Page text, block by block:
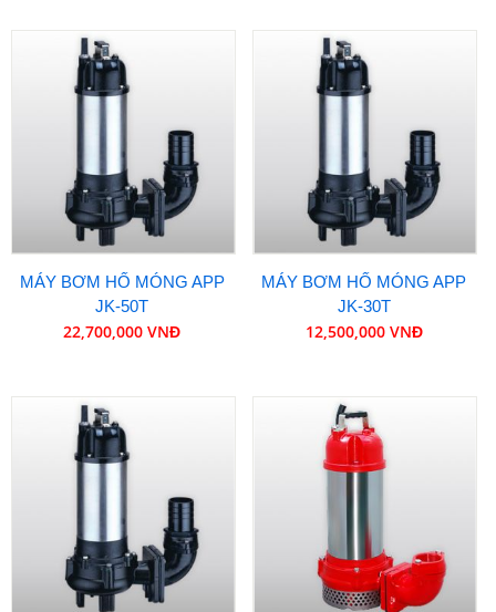
MÁY BƠM HỐ MÓNG APP
JK-50T
22,700,000 VNĐ
MÁY BƠM HỐ MÓNG APP
JK-30T
12,500,000 VNĐ